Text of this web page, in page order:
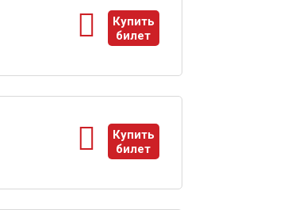
Купить
билет
ы
Купить
билет
ы